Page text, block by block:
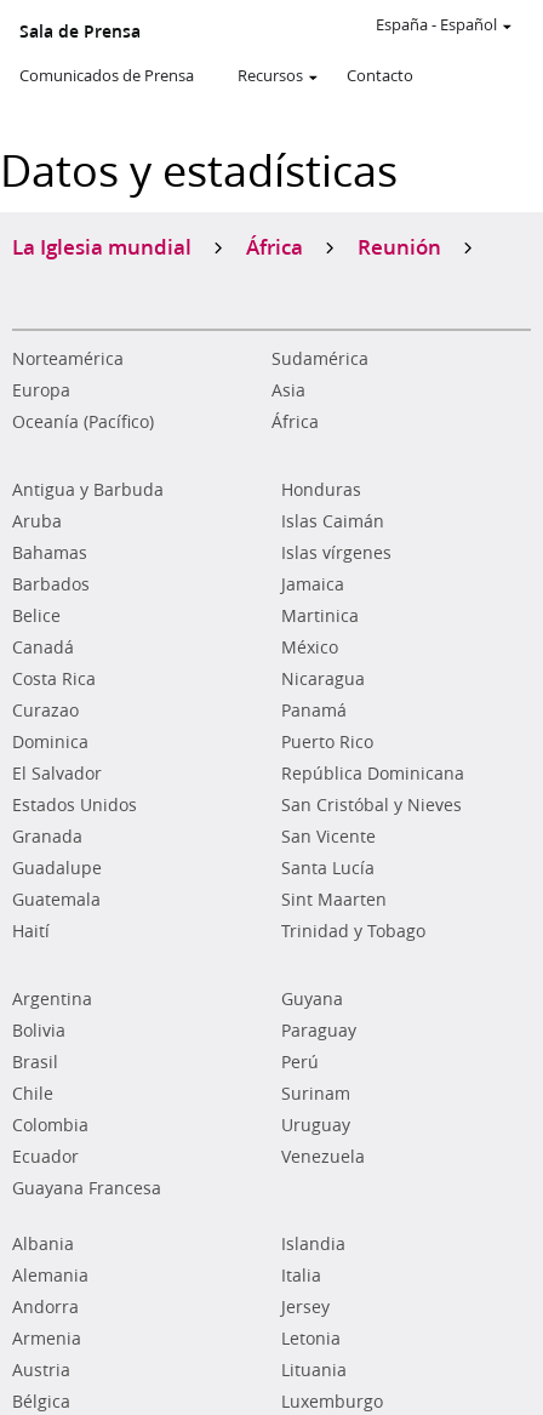
Sala de Prensa
Comunicados de Prensa Recursos Contacto
España- Español
Datos y estadísticas
La Iglesia mundial África Reunión
Norteamérica
Sudamérica
Europa
Asia
Oceanía (Pacífico)
África
Antigua y Barbuda
Aruba
Bahamas
Barbados
Belice
Canadá
Costa Rica
Curazao
Dominica
El Salvador
Estados Unidos
Granada
Guadalupe
Guatemala
Haití
Honduras
Islas Caimán
Islas vírgenes
Jamaica
Martinica
México
Nicaragua
Panamá
Puerto Rico
República Dominicana
San Cristóbal y Nieves
San Vicente
Santa Lucía
Sint Maarten
Trinidad y Tobago
Argentina
Bolivia
Brasil
Chile
Colombia
Ecuador
Guayana Francesa
Guyana
Paraguay
Perú
Surinam
Uruguay
Venezuela
Albania
Alemania
Andorra
Armenia
Austria
Bélgica
Islandia
Italia
Jersey
Letonia
Lituania
Luxemburgo